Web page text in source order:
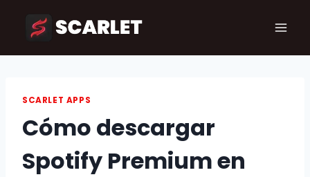
SCARLET APPS
Cómo descargar
Spotify Premium en